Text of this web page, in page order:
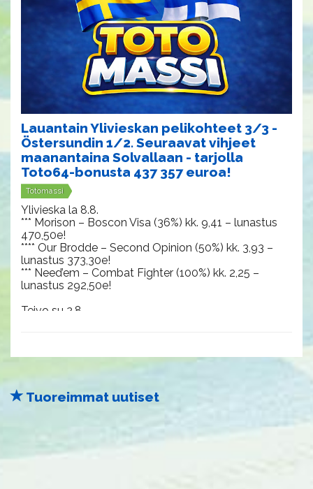
Lauantain Ylivieskan pelikohteet 3/3 -
Östersundin 1/2. Seuraavat vihjeet
maanantaina Solvallaan - tarjolla
Toto64-bonusta 437 357 euroa!
Totomassi
Ylivieska la 8.8.
*** Morison – Boscon Visa (36%) kk. 9,41 – lunastus
470,50e!
**** Our Brodde – Second Opinion (50%) kk. 3,93 –
lunastus 373,30e!
*** Need’em – Combat Fighter (100%) kk. 2,25 –
lunastus 292,50e!
​​​​​​​Teivo su 2.8.
6,97 – lunastus 772,60e!
**** Toto7, suuri systeemi 2160 riviä, 0,05e – lunastus
** Ramonez Nimbus vk. 10,46 – Kronos (22%) kk.
Tuoreimmat uutiset